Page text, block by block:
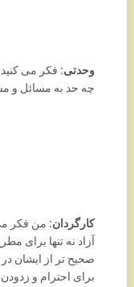
وحدتی: فکر می
چه حد به مسائل و
کارگردان: من فکر
آزاد نه تنها برای
صحیح تر از ایشان
برای احترام و